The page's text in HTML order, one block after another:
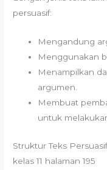
persuasif:
Mengandung
Menggunakan
Menampilkan
argumen.
Membuat
untuk
Struktur Teks
kelas 11 halaman 195